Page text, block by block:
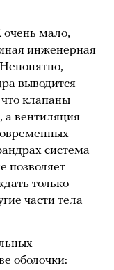
мало,
инженерная
выводится
клапаны
а вентиляция
система
позволяет
только
части тела
оболочки: